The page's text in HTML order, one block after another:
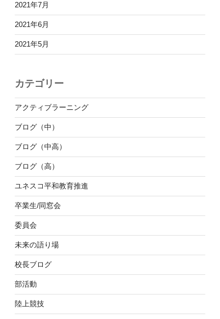
2021年7月
2021年6月
2021年5月
カテゴリー
アクティブラーニング
ブログ（中）
ブログ（中高）
ブログ（高）
ユネスコ平和教育推進
卒業生/同窓会
委員会
未来の語り場
校長ブログ
部活動
陸上競技